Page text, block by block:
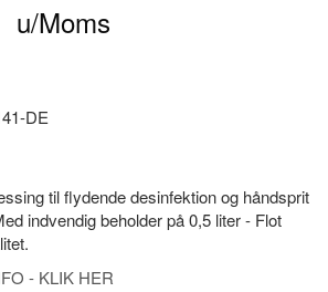
u/Moms
DE
til flydende desinfektion og håndsprit
indvendig beholder på 0,5 liter - Flot
- KLIK HER